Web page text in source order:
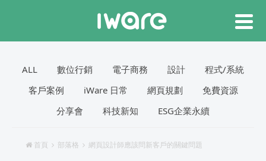
ALL 數位行銷 電子商務 設計
程式/系統
客戶案例
iWare 日常 網頁規劃
免費資源
分享會
科技新知 ESG企業永續
首頁 部落格 網頁設計師應該問新客戶的關鍵問題